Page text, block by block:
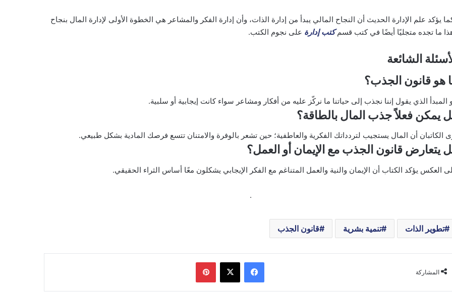
يؤكد علم الإدارة الحديث أن النجاح المالي يبدأ من إدارة الذات، وأن إدارة الفكر والمشاعر هي الخطوة الأولى لإدارة المال بنجاح
ما تجده متجليًا أيضًا في كتب قسمكتب إدارة على نجوم الكتب.
الشائعة
هو قانون الجذب؟
المبدأ الذي يقول إننا نجذب إلى حياتنا ما نركّز عليه من أفكار ومشاعر سواء كانت إيجابية أو سلبية.
يمكن فعلاً جذب المال بالطاقة؟
الكاتبان أن المال يستجيب لتردداتك الفكرية والعاطفية؛ حين تشعر بالوفرة والامتنان تتسع فرصك المادية بشكل طبيعي.
يتعارض قانون الجذب مع الإيمان أو العمل؟
العكس يؤكد الكتاب أن الإيمان والنية والعمل المتناغم مع الفكر الإيجابي يشكلون معًا أساس الثراء الحقيقي.
.
تطوير الذات تنمية بشرية قانون الجذب
المشاركة
فيسبوك ‫X بينتيريست